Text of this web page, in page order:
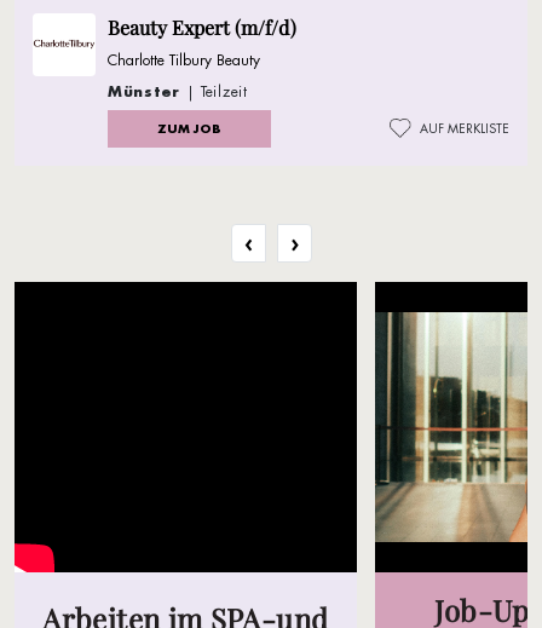
Beauty Expert (m/f/d)
Charlotte Tilbury Beauty
Münster | Teilzeit
ZUM JOB AUF MERKLISTE
‹ ›
Arbeiten im SPA-und
Job-